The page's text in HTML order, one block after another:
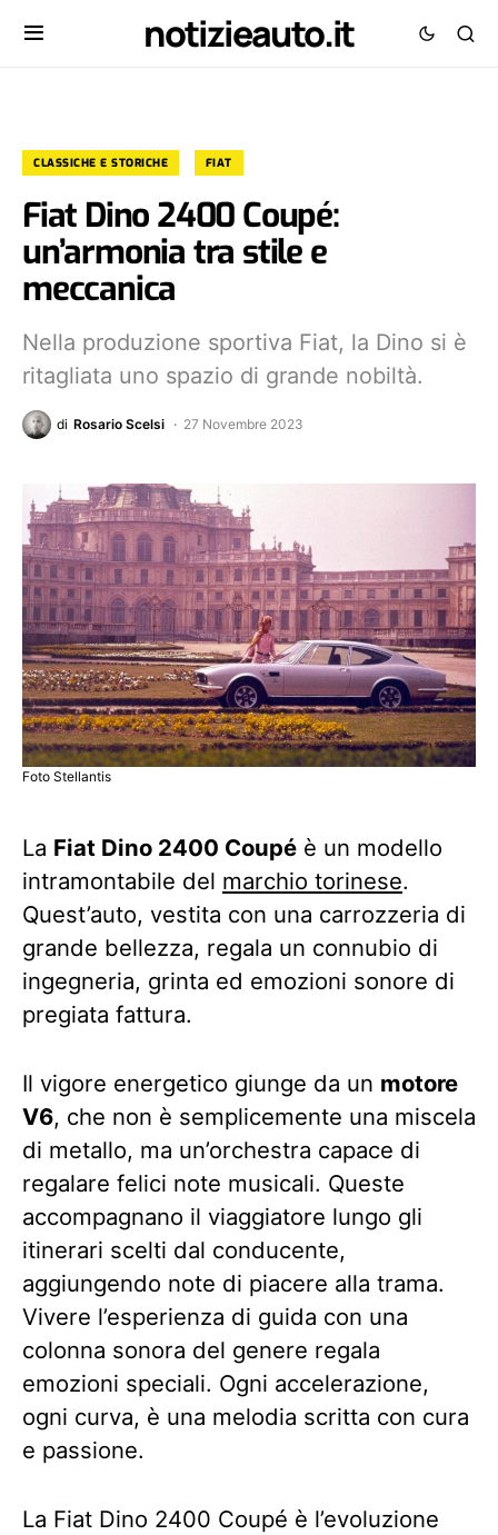
notizieauto.it
CLASSICHE E STORICHE FIAT
Fiat Dino 2400 Coupé:
un’armonia tra stile e
meccanica
Nella produzione sportiva Fiat, la Dino si è
ritagliata uno spazio di grande nobiltà.
di Rosario Scelsi 27 Novembre 2023
Foto Stellantis
La Fiat Dino 2400 Coupé è un modello
intramontabile del marchio torinese.
Quest’auto, vestita con una carrozzeria di
grande bellezza, regala un connubio di
ingegneria, grinta ed emozioni sonore di
pregiata fattura.
Il vigore energetico giunge da un motore
V6, che non è semplicemente una miscela
di metallo, ma un’orchestra capace di
regalare felici note musicali. Queste
accompagnano il viaggiatore lungo gli
itinerari scelti dal conducente,
aggiungendo note di piacere alla trama.
Vivere l’esperienza di guida con una
colonna sonora del genere regala
emozioni speciali. Ogni accelerazione,
ogni curva, è una melodia scritta con cura
e passione.
La Fiat Dino 2400 Coupé è l’evoluzione